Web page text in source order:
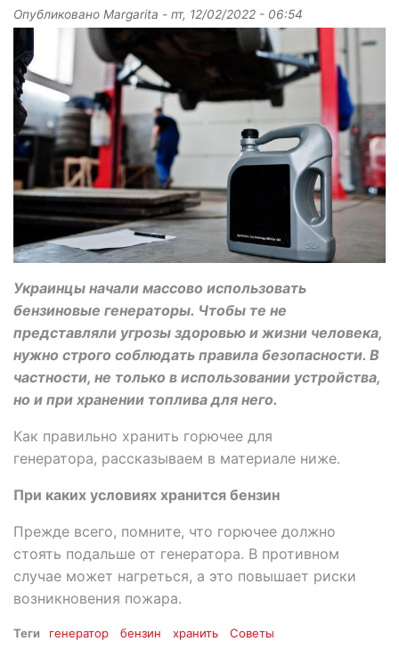
Опубликовано Margarita - пт, 12/02/2022 - 06:54
Украинцы начали массово использовать
бензиновые генераторы. Чтобы те не
представляли угрозы здоровью и жизни человека,
нужно строго соблюдать правила безопасности. В
частности, не только в использовании устройства,
но и при хранении топлива для него.
Как правильно хранить горючее для
генератора, рассказываем в материале ниже.
При каких условиях хранится бензин
Прежде всего, помните, что горючее должно
стоять подальше от генератора. В противном
случае может нагреться, а это повышает риски
возникновения пожара.
Теги генератор бензин хранить Советы